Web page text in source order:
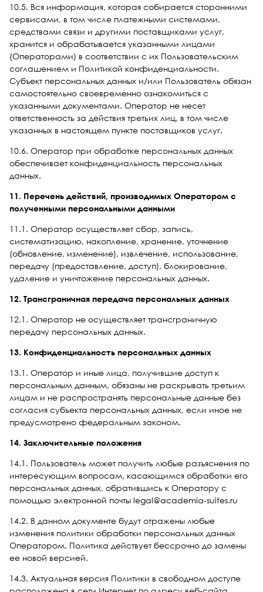
10.5. Вся информация, которая собирается сторонними
сервисами, в том числе платежными системами,
средствами связи и другими поставщиками услуг,
хранится и обрабатывается указанными лицами
(Операторами) в соответствии с их Пользовательским
соглашением и Политикой конфиденциальности.
Субъект персональных данных и/или Пользователь обязан
самостоятельно своевременно ознакомиться с
указанными документами. Оператор не несет
ответственность за действия третьих лиц, в том числе
указанных в настоящем пункте поставщиков услуг.
10.6. Оператор при обработке персональных данных
обеспечивает конфиденциальность персональных
данных.
11. Перечень действий, производимых Оператором с
полученными персональными данными
11.1. Оператор осуществляет сбор, запись,
систематизацию, накопление, хранение, уточнение
(обновление, изменение), извлечение, использование,
передачу (предоставление, доступ), блокирование,
удаление и уничтожение персональных данных.
12. Трансграничная передача персональных данных
12.1. Оператор не осуществляет трансграничную
передачу персональных данных.
13. Конфиденциальность персональных данных
13.1. Оператор и иные лица, получившие доступ к
персональным данным, обязаны не раскрывать третьим
лицам и не распространять персональные данные без
согласия субъекта персональных данных, если иное не
предусмотрено федеральным законом.
14. Заключительные положения
14.1. Пользователь может получить любые разъяснения по
интересующим вопросам, касающимся обработки его
персональных данных, обратившись к Оператору с
помощью электронной почты legal@academia-suites.ru
14.2. В данном документе будут отражены любые
изменения политики обработки персональных данных
Оператором. Политика действует бессрочно до замены
ее новой версией.
14.3. Актуальная версия Политики в свободном доступе